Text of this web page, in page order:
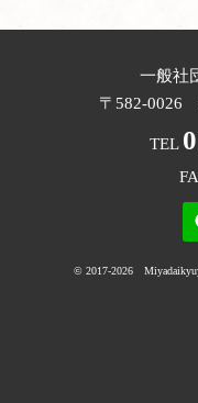
一般社
〒582-0026
TEL
© 2017-2026